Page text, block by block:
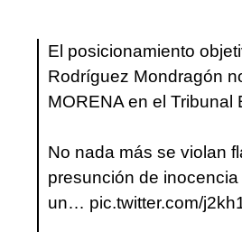
El posicionamiento
Rodríguez Mondragón
MORENA en el Tribunal
No nada más se violan
presunción de
un… pic.twitter.com/